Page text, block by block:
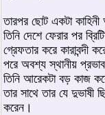
তারপর ছোট একটা
তিনি দেশে ফেরার পর
গ্রেফতার করে কারাবন্দী
পরে অবশ্য স্থানীয়
তিনি আরেকটা বড় কাজ
তার সাথে তার যে
করেন।